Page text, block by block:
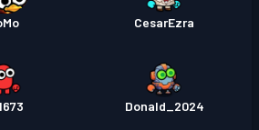
CesarEzra
Donald_2024